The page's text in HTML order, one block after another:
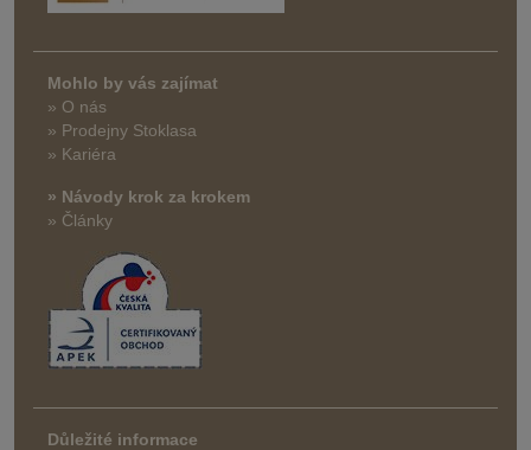
Mohlo by vás zajímat
» O nás
» Prodejny Stoklasa
» Kariéra
» Návody krok za krokem
» Články
Důležité informace